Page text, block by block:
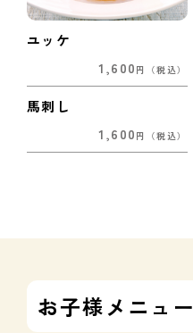
ユッケ
1,600 円 （税込）
馬刺し
1,600 円 （税込）
お子様メニュー